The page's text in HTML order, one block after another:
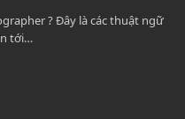
? Đây là các thuật ngữ
tới…